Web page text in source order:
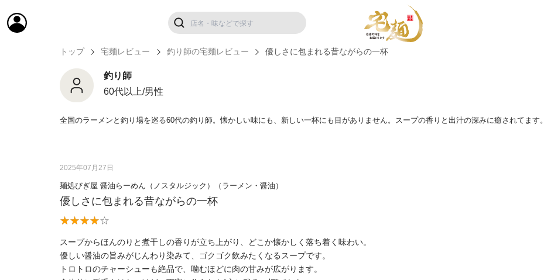
トップ 宅麺レビュー 釣り師の宅麺レビュー 優しさに包まれる昔ながらの一杯
釣り師
60代以上/男性
全国のラーメンと釣り場を巡る60代の釣り師。懐かしい味にも、新しい一杯にも目がありません。スープの香りと出汁の深みに癒されてます。
2025年07月27日
麺処びぎ屋 醤油らーめん（ノスタルジック）（ラーメン・醤油）
優しさに包まれる昔ながらの一杯
スープからほんのりと煮干しの香りが立ち上がり、どこか懐かしく落ち着く味わい。
優しい醤油の旨みがじんわり染みて、ゴクゴク飲みたくなるスープです。
トロトロのチャーシューも絶品で、噛むほどに肉の甘みが広がります。